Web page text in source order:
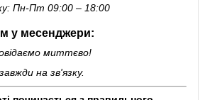
Пн-Пт 09:00 – 18:00
у месенджери:
миттєво!
завжди на зв'язку.